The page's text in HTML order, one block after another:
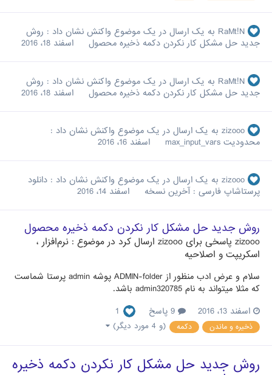
RaMt!N به یک ارسال در یک موضوع واکنش نشان داد : روش
جدید حل مشکل کار نکردن دکمه ذخیره محصول
اسفند 18، 2016
RaMt!N به یک ارسال در یک موضوع واکنش نشان داد : روش
جدید حل مشکل کار نکردن دکمه ذخیره محصول
اسفند 18، 2016
zizooo به یک ارسال در یک موضوع واکنش نشان داد :
محدودیت max_input_vars
اسفند 16، 2016
zizooo به یک ارسال در یک موضوع واکنش نشان داد : دانلود
پرستاشاپ فارسی : آخرین نسخه
اسفند 14، 2016
روش جدید حل مشکل کار نکردن دکمه ذخیره محصول
zizooo پاسخی برای zizooo ارسال کرد در موضوع : نرم‌افزار ،
اسکریپت و اصلاحیه
سلام و عرض ادب منظور از ADMIN-folder پوشه admin پرستا شماست
که مثلا میتواند به نام admin320785 باشد.
اسفند 13، 2016
1
ذخیره و ماندن دکمه (و 4 مورد دیگر)
روش جدید حل مشکل کار نکردن دکمه ذخیره